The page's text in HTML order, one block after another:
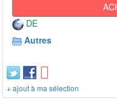
DE
Autres
+ ajout à ma sélection